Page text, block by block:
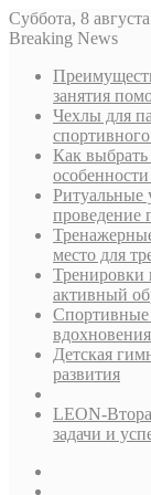
Суббота, 8
Breaking News
занятия
Чехлы для
Как
Ритуальные
проведение
место для
Тренировки
активный
Спортивные
вдохновения
Детская
развития
LEON-
задачи и